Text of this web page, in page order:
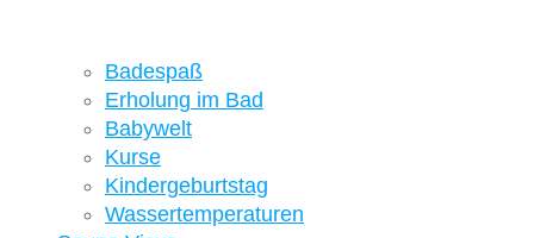
Badespaß
Erholung im Bad
Babywelt
Kurse
Kindergeburtstag
Wassertemperaturen